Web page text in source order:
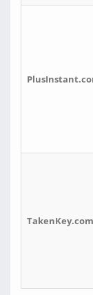
TakenKey.com